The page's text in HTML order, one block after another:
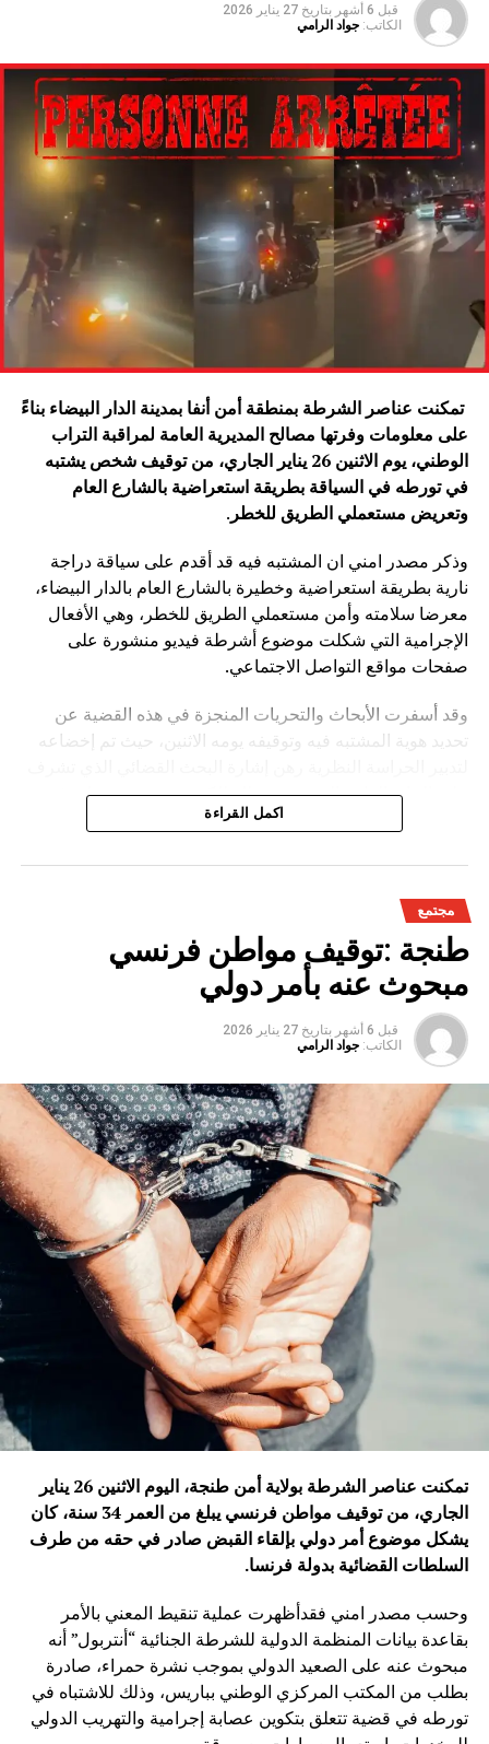
قبل 6 أشهر بتاريخ 27 يناير 2026
الكاتب: جواد الرامي
تمكنت عناصر الشرطة بمنطقة أمن أنفا بمدينة الدار البيضاء بناءً
على معلومات وفرتها مصالح المديرية العامة لمراقبة التراب
الوطني، يوم الاثنين 26 يناير الجاري، من توقيف شخص يشتبه
في تورطه في السياقة بطريقة استعراضية بالشارع العام
وتعريض مستعملي الطريق للخطر .
وذكر مصدر امني ان المشتبه فيه قد أقدم على سياقة دراجة
نارية بطريقة استعراضية وخطيرة بالشارع العام بالدار البيضاء،
معرضا سلامته وأمن مستعملي الطريق للخطر، وهي الأفعال
الإجرامية التي شكلت موضوع أشرطة فيديو منشورة على
صفحات مواقع التواصل الاجتماعي.
وقد أسفرت الأبحاث والتحريات المنجزة في هذه القضية عن
تحديد هوية المشتبه فيه وتوقيفه يومه الاثنين، حيث تم إخضاعه
عليه النيابة العامة المختصة، وذلك للكشف عن جميع ظروف
وملابسات وخلفيات هذه القضية، وكذا تحديد كافة
اكمل القراءة
مجتمع
طنجة :توقيف مواطن فرنسي
مبحوث عنه بأمر دولي
قبل 6 أشهر بتاريخ 27 يناير 2026
الكاتب: جواد الرامي
تمكنت عناصر الشرطة بولاية أمن طنجة، اليوم الاثنين 26 يناير
الجاري، من توقيف مواطن فرنسي يبلغ من العمر 34 سنة، كان
يشكل موضوع أمر دولي بإلقاء القبض صادر في حقه من طرف
السلطات القضائية بدولة فرنسا.
وحسب مصدر امني فقدأظهرت عملية تنقيط المعني بالأمر
بقاعدة بيانات المنظمة الدولية للشرطة الجنائية “أنتربول” أنه
مبحوث عنه على الصعيد الدولي بموجب نشرة حمراء، صادرة
بطلب من المكتب المركزي الوطني بباريس، وذلك للاشتباه في
تورطه في قضية تتعلق بتكوين عصابة إجرامية والتهريب الدولي